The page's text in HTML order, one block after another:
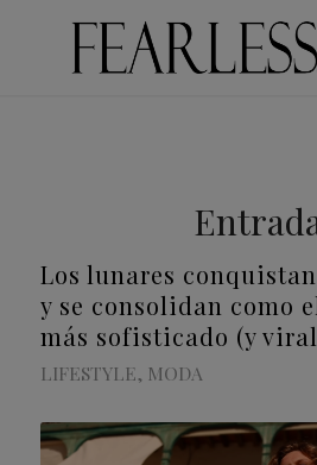
Los lunares
y se consolidan como
más sofisticado (y
LIFESTYLE, MODA